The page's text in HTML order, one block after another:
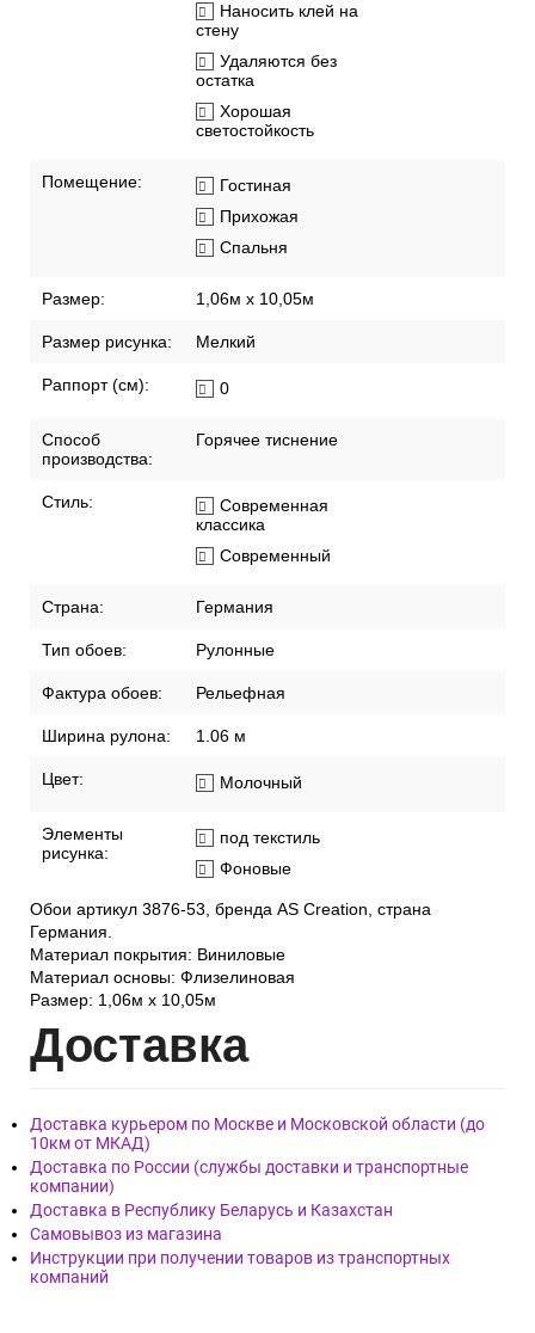
Наносить клей на
стену
Удаляются без
остатка
Хорошая
светостойкость
Помещение:
Гостиная
Прихожая
Спальня
Размер: 1,06м х 10,05м
Размер рисунка: Мелкий
Раппорт (см): 0
Способ
производства:
Горячее тиснение
Стиль:
Современная
классика
Современный
Страна: Германия
Тип обоев: Рулонные
Фактура обоев: Рельефная
Ширина рулона: 1.06 м
Цвет: Молочный
Элементы
рисунка:
под текстиль
Фоновые
Обои артикул 3876-53, бренда AS Creation, страна
Германия.
Материал покрытия: Виниловые
Материал основы: Флизелиновая
Размер: 1,06м х 10,05м
Доставка
Доставка курьером по Москве и Московской области (до
10км от МКАД)
Доставка по России (службы доставки и транспортные
компании)
Доставка в Республику Беларусь и Казахстан
Самовывоз из магазина
Инструкции при получении товаров из транспортных
компаний